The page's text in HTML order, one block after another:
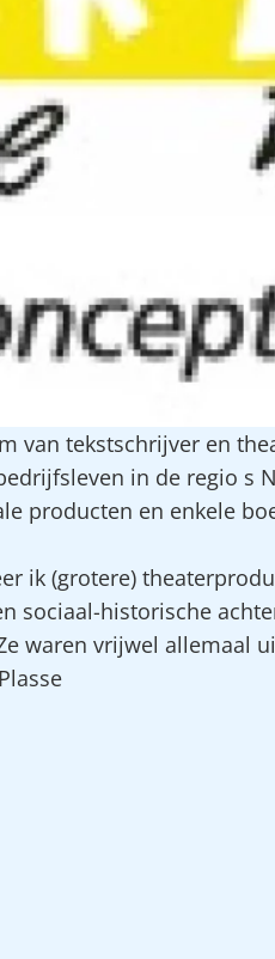
van tekstschrijver en
in de regio s
producten en enkele
ik (grotere)
sociaal-historische
waren vrijwel allemaal